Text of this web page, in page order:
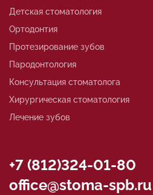
Детская стоматология
Ортодонтия
Протезирование зубов
Пародонтология
Консультация стоматолога
Хирургическая стоматология
Лечение зубов
+7 (812)324-01-80
office@stoma-spb.ru